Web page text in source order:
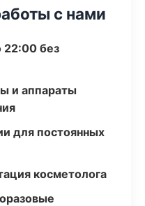
с нами
22:00 без
и аппараты
для постоянных
косметолога